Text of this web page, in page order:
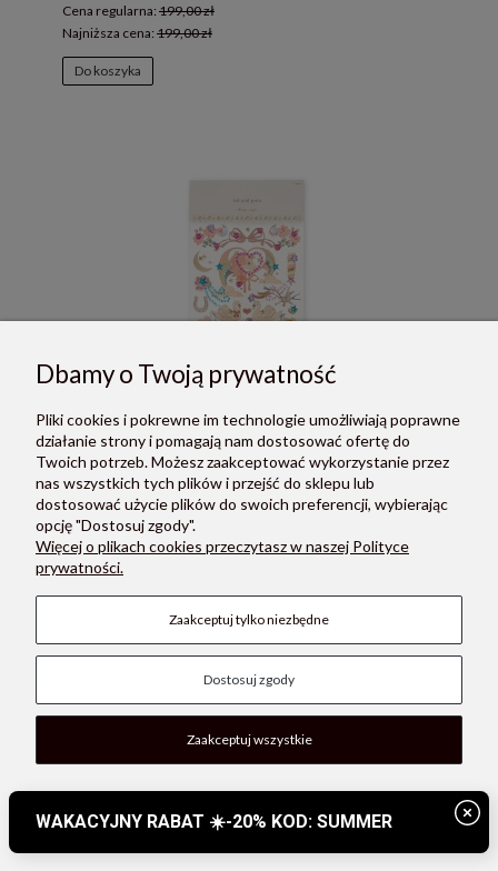
Cena regularna: 199,00 zł
Najniższa cena: 199,00 zł
Do koszyka
Konges Slojd - Zestaw tatuaży do stylizacji GEM STONES AND TATTOOS - GIRL
59,00 zł
Do koszyka
Dbamy o Twoją prywatność
Pliki cookies i pokrewne im technologie umożliwiają poprawne
działanie strony i pomagają nam dostosować ofertę do
Twoich potrzeb. Możesz zaakceptować wykorzystanie przez
nas wszystkich tych plików i przejść do sklepu lub
dostosować użycie plików do swoich preferencji, wybierając
opcję "Dostosuj zgody".
Więcej o plikach cookies przeczytasz w naszej Polityce
prywatności.
Zaakceptuj tylko niezbędne
Dostosuj zgody
Zaakceptuj wszystkie